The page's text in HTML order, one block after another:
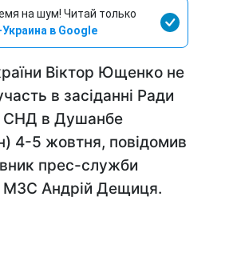
на шум! Читай только
Украина в Google
Віктор Ющенко не
в засіданні Ради
СНД в Душанбе
4-5 жовтня, повідомив
прес-служби
МЗС Андрій Дещиця.